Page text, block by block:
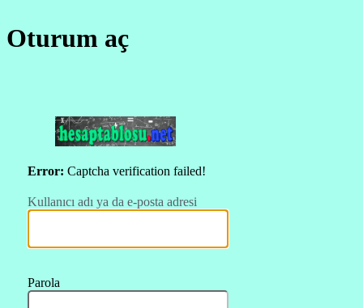
Oturum aç
Error: Captcha verification failed!
Kullanıcı adı ya da e-posta adresi
Parola